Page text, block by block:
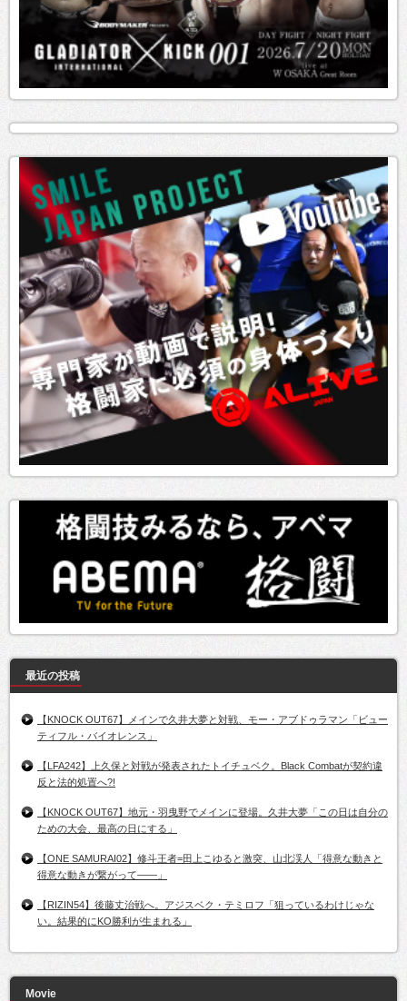
最近の投稿
【KNOCK OUT67】メインで久井大夢と対戦、モー・アブドゥラマン「ビュー
ティフル・バイオレンス」
【LFA242】上久保と対戦が発表されたトイチュベク。Black Combatが契約違
反と法的処置へ?!
【KNOCK OUT67】地元・羽曳野でメインに登場。久井大夢「この日は自分の
ための大会、最高の日にする」
【ONE SAMURAI02】修斗王者=田上こゆると激突、山北渓人「得意な動きと
得意な動きが繋がって――」
【RIZIN54】後藤丈治戦へ。アジスベク・テミロフ「狙っているわけじゃな
い。結果的にKO勝利が生まれる」
Movie